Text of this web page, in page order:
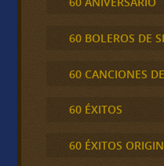
60 BOLEROS DE
60 CANCIONES
60 ÉXITOS
60 ÉXITOS